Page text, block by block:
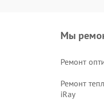
Мы
Ремонт
Ремонт
iRay